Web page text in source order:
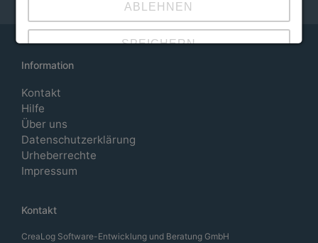
Information
Kontakt
Hilfe
Über uns
Datenschutzerklärung
Urheberrechte
Impressum
Kontakt
CreaLog Software-Entwicklung und Beratung GmbH
ABLEHNEN
SPEICHERN